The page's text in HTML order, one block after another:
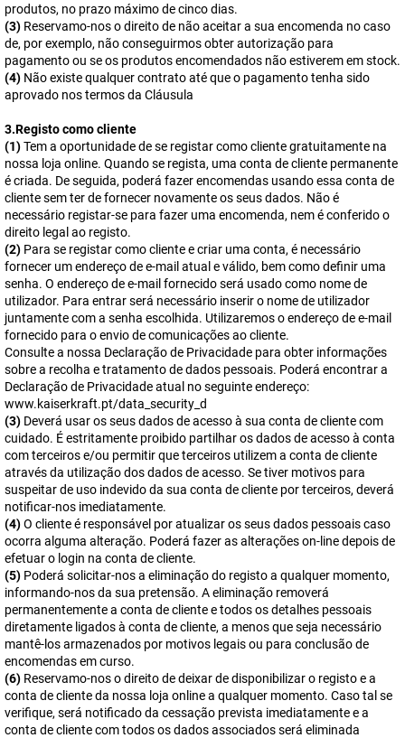
produtos, no prazo máximo de cinco dias.
(3) Reservamo-nos o direito de não aceitar a sua encomenda no caso
de, por exemplo, não conseguirmos obter autorização para
pagamento ou se os produtos encomendados não estiverem em stock.
(4) Não existe qualquer contrato até que o pagamento tenha sido
aprovado nos termos da Cláusula
3.Registo como cliente
(1)Tem a oportunidade de se registar como cliente gratuitamente na
nossa loja online. Quando se regista, uma conta de cliente permanente
é criada. De seguida, poderá fazer encomendas usando essa conta de
cliente sem ter de fornecer novamente os seus dados. Não é
necessário registar-se para fazer uma encomenda, nem é conferido o
direito legal ao registo.
(2) Para se registar como cliente e criar uma conta, é necessário
fornecer um endereço de e-mail atual e válido, bem como definir uma
senha. O endereço de e-mail fornecido será usado como nome de
utilizador. Para entrar será necessário inserir o nome de utilizador
juntamente com a senha escolhida. Utilizaremos o endereço de e-mail
fornecido para o envio de comunicações ao cliente.
Consulte a nossa Declaração de Privacidade para obter informações
sobre a recolha e tratamento de dados pessoais. Poderá encontrar a
Declaração de Privacidade atual no seguinte endereço:
www.kaiserkraft.pt/data_security_d
(3) Deverá usar os seus dados de acesso à sua conta de cliente com
cuidado. É estritamente proibido partilhar os dados de acesso à conta
com terceiros e/ou permitir que terceiros utilizem a conta de cliente
através da utilização dos dados de acesso. Se tiver motivos para
suspeitar de uso indevido da sua conta de cliente por terceiros, deverá
notificar-nos imediatamente.
(4)O cliente é responsável por atualizar os seus dados pessoais caso
ocorra alguma alteração. Poderá fazer as alterações on-line depois de
efetuar o login na conta de cliente.
(5) Poderá solicitar-nos a eliminação do registo a qualquer momento,
informando-nos da sua pretensão. A eliminação removerá
permanentemente a conta de cliente e todos os detalhes pessoais
diretamente ligados à conta de cliente, a menos que seja necessário
mantê-los armazenados por motivos legais ou para conclusão de
encomendas em curso.
(6) Reservamo-nos o direito de deixar de disponibilizar o registo e a
conta de cliente da nossa loja online a qualquer momento. Caso tal se
verifique, será notificado da cessação prevista imediatamente e a
conta de cliente com todos os dados associados será eliminada